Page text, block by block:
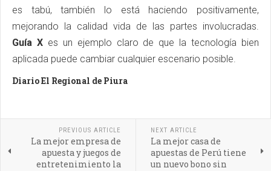
es tabú, también lo está haciendo positivamente,
mejorando la calidad vida de las partes involucradas.
Guía Xes un ejemplo claro de que la tecnología bien
aplicada puede cambiar cualquier escenario posible.
Diario El Regional de Piura
PREVIOUS ARTICLE
La mejor empresa de
apuesta y juegos de
entretenimiento la
NEXT ARTICLE
La mejor casa de
apuestas de Perú tiene
un nuevo bono sin